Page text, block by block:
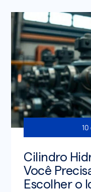
Cilindro
Você
Escolher o